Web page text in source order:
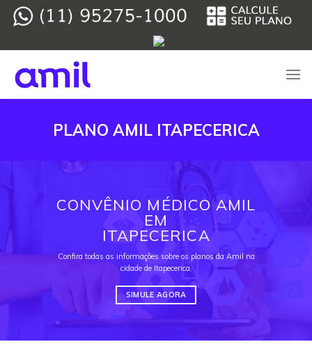
Skip
PLANO AMIL ITAPECERICA
CONVÊNIO MÉDICO AMIL
EM
ITAPECERICA
Confira todas as informações sobre os planos da Amil na
cidade de Itapecerica.
SIMULE AGORA